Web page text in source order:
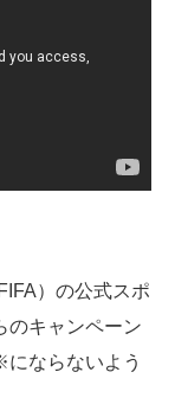
）の公式スポ
のキャンペーン
ならないよう